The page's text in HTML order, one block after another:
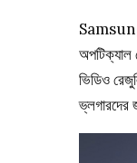
Samsung
ভিডিও